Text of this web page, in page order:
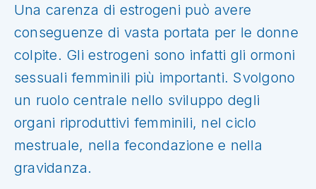
Una carenza di estrogeni può avere
conseguenze di vasta portata per le donne
colpite. Gli estrogeni sono infatti gli ormoni
sessuali femminili più importanti. Svolgono
un ruolo centrale nello sviluppo degli
organi riproduttivi femminili, nel ciclo
mestruale, nella fecondazione e nella
gravidanza.